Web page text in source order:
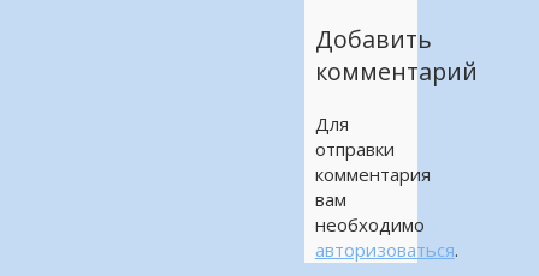
Добавить
комментарий
Для
отправки
комментария
вам
необходимо
авторизоваться.